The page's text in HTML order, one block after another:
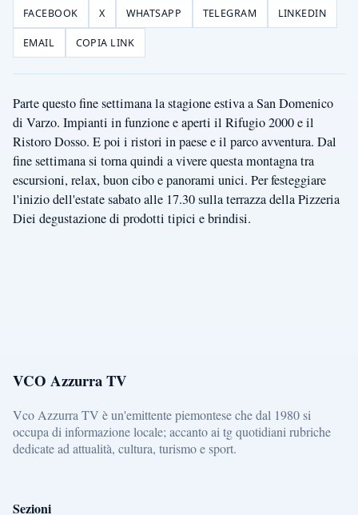
FACEBOOK X WHATSAPP TELEGRAM LINKEDIN
EMAIL COPIA LINK
Parte questo fine settimana la stagione estiva a San Domenico
di Varzo. Impianti in funzione e aperti il Rifugio 2000 e il
Ristoro Dosso. E poi i ristori in paese e il parco avventura. Dal
fine settimana si torna quindi a vivere questa montagna tra
escursioni, relax, buon cibo e panorami unici. Per festeggiare
l'inizio dell'estate sabato alle 17.30 sulla terrazza della Pizzeria
Diei degustazione di prodotti tipici e brindisi.
VCO Azzurra TV
Vco Azzurra TV è un'emittente piemontese che dal 1980 si
occupa di informazione locale; accanto ai tg quotidiani rubriche
dedicate ad attualità, cultura, turismo e sport.
Sezioni